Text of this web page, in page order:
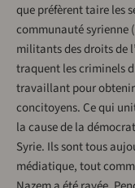
que préfèrent taire les
communauté syrienne
militants des droits de
traquent les criminels
travaillant pour
concitoyens. Ce qui
la cause de la
Syrie. Ils sont tous
médiatique, tout